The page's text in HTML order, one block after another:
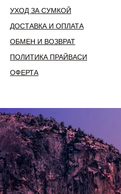
УХОД ЗА СУМКОЙ
ДОСТАВКА И ОПЛАТА
ОБМЕН И ВОЗВРАТ
ПОЛИТИКА ПРАЙВАСИ
ОФЕРТА